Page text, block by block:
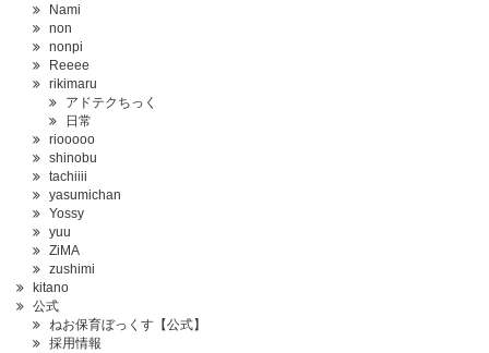
Nami
non
nonpi
Reeee
rikimaru
アドテクちっく
日常
riooooo
shinobu
tachiiii
yasumichan
Yossy
yuu
ZiMA
zushimi
kitano
公式
ねお保育ぼっくす【公式】
採用情報